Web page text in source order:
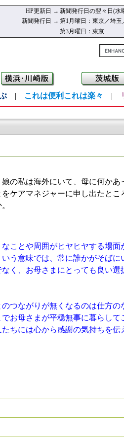
HP更新日 → 新聞発行日の翌々日(水
新聞発行日 → 第1月曜日：東京／埼
第3月曜日：東京
| これは便利これは楽々 |
の私は海外にいて、母に何かあ
ケアマネジャーに申し出たとこ
ことや周囲がヒヤヒヤする場面
う意味では、常に誰かがそばに
く、お母さまにとっても良い選
つながりが無くなるのは仕方の
お母さまが平穏無事に暮らして
ちには心から感謝の気持ちを伝